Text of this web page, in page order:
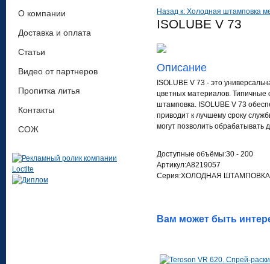
О компании
Доставка и оплата
Статьи
Видео от партнеров
Пропитка литья
Контакты
СОЖ
Назад к: Холодная штамповка
ISOLUBE V 73
Описание
ISOLUBE V 73 - это
цветных материалов. Типичные
штамповка. ISOLUBE V 73
приводит к лучшему сроку
могут позволить обрабатывать
Доступные объёмы:30 - 200
Артикул:A8219057
Серия:ХОЛОДНАЯ
Вам может быть